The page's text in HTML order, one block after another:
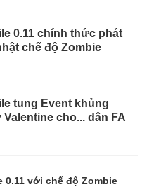
0.11 chính thức phát
chế độ Zombie
tung Event khủng
cho... dân FA
0.11 với chế độ Zombie